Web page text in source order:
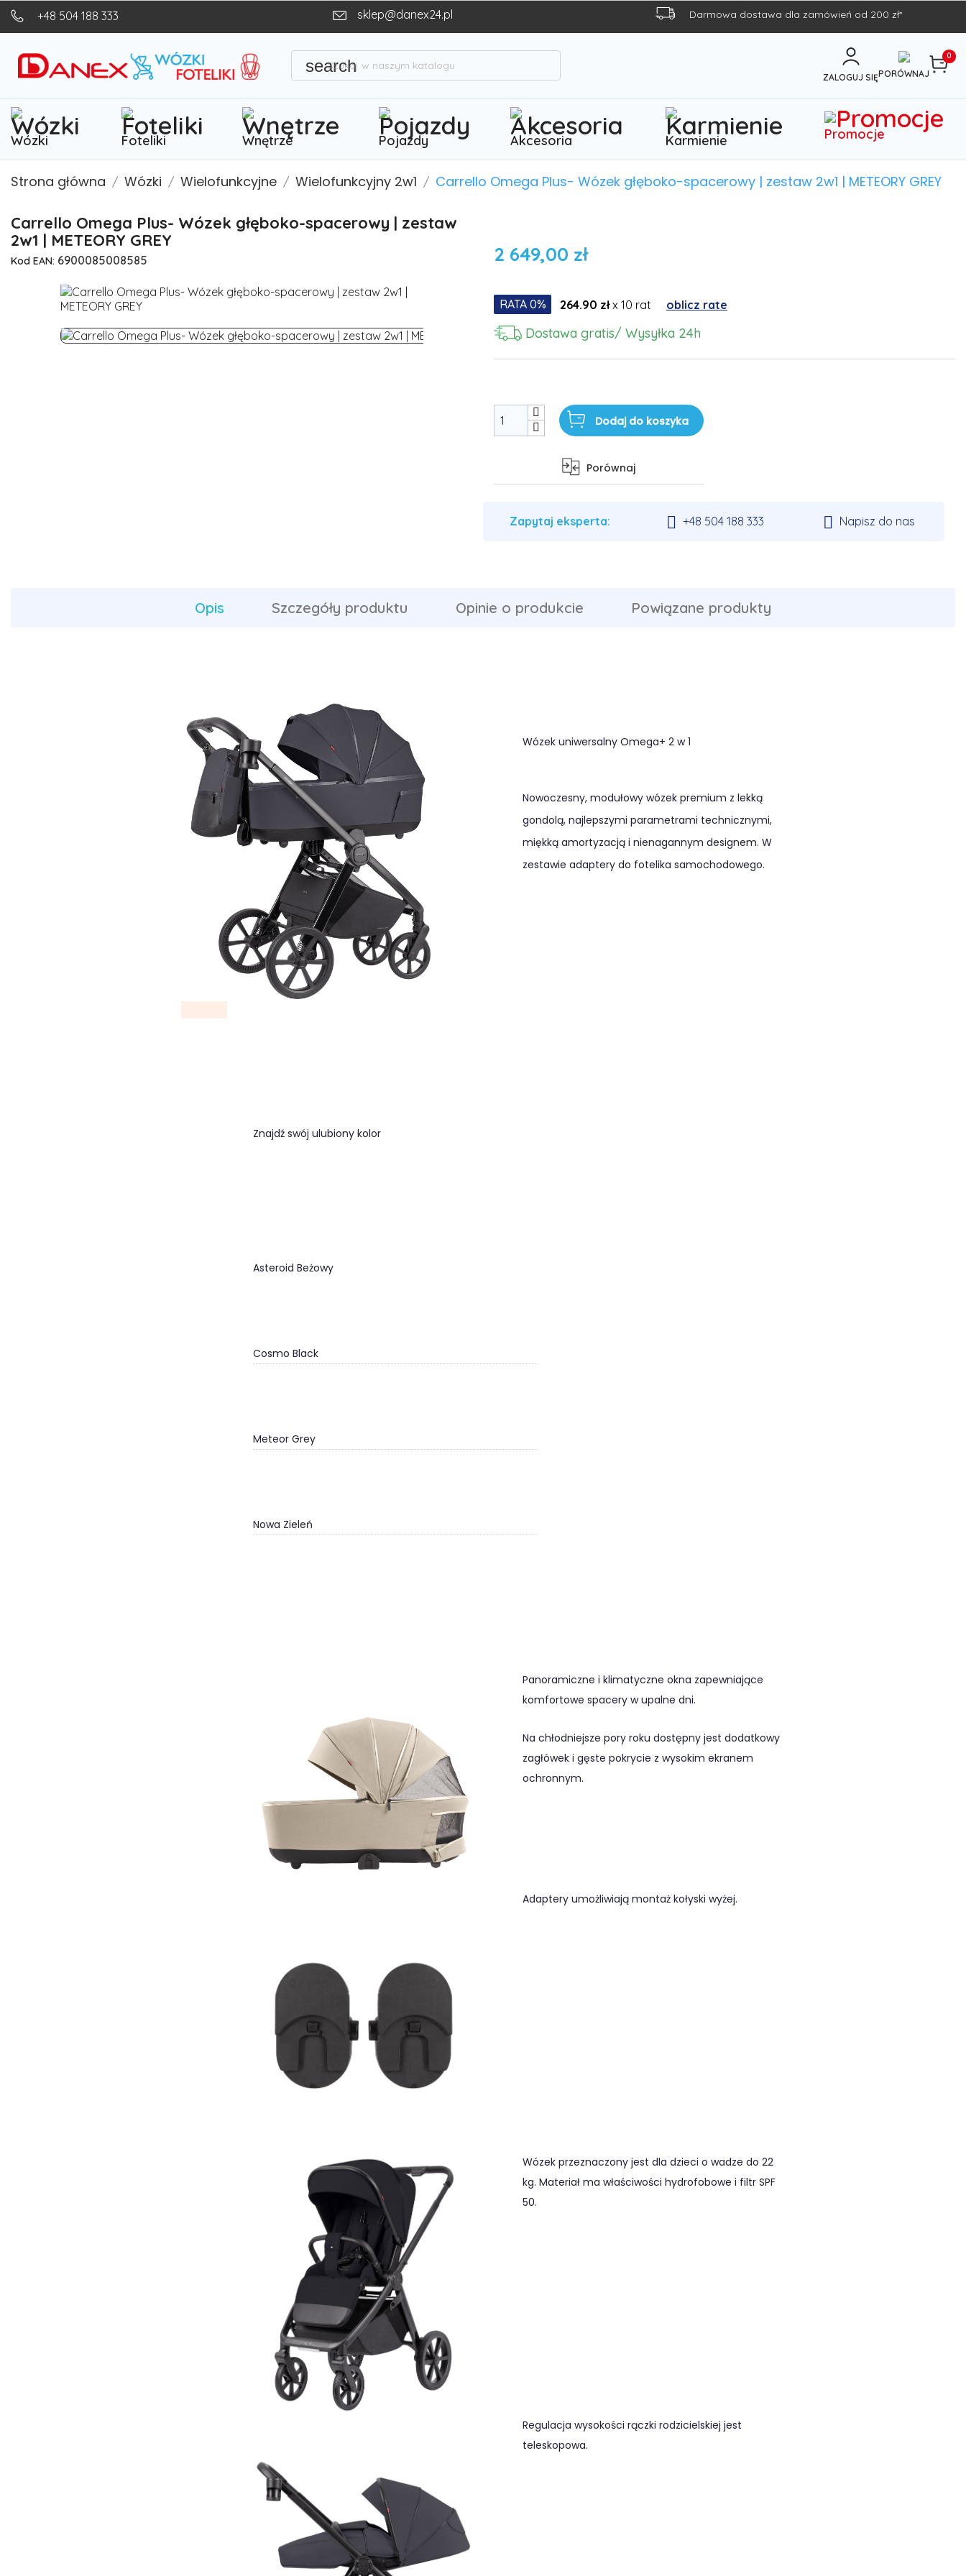
+48 504 188 333 sklep@danex24.pl Darmowa dostawa dla zamówień od 200 zł*
search
0
ZALOGUJ SIĘPORÓWNAJ
Wózki Foteliki Wnętrze Pojazdy Akcesoria Karmienie Promocje
Strona główna Wózki Wielofunkcyjne Wielofunkcyjny 2w1 Carrello Omega Plus- Wózek głęboko-spacerowy | zestaw 2w1 | METEORY GREY
Carrello Omega Plus- Wózek głęboko-spacerowy | zestaw
2w1 | METEORY GREY
Kod EAN: 6900085008585 2 649,00 zł
RATA 0% 264.90 złx 10 rat oblicz rate
Dostawa gratis/ Wysyłka 24h
Dodaj do koszyka
Porównaj
Zapytaj eksperta:  +48 504 188 333  Napisz do nas
Opis Szczegóły produktu Opinie o produkcie Powiązane produkty
Wózek uniwersalny Omega+ 2 w 1
Nowoczesny, modułowy wózek premium z lekką
gondolą, najlepszymi parametrami technicznymi,
miękką amortyzacją i nienagannym designem. W
zestawie adaptery do fotelika samochodowego.
Znajdź swój ulubiony kolor
Asteroid Beżowy
Cosmo Black
Meteor Grey
Nowa Zieleń
Panoramiczne i klimatyczne okna zapewniające
komfortowe spacery w upalne dni.
Na chłodniejsze pory roku dostępny jest dodatkowy
zagłówek i gęste pokrycie z wysokim ekranem
ochronnym.
Adaptery umożliwiają montaż kołyski wyżej.
Wózek przeznaczony jest dla dzieci o wadze do 22
kg. Materiał ma właściwości hydrofobowe i filtr SPF
50.
Regulacja wysokości rączki rodzicielskiej jest
teleskopowa.